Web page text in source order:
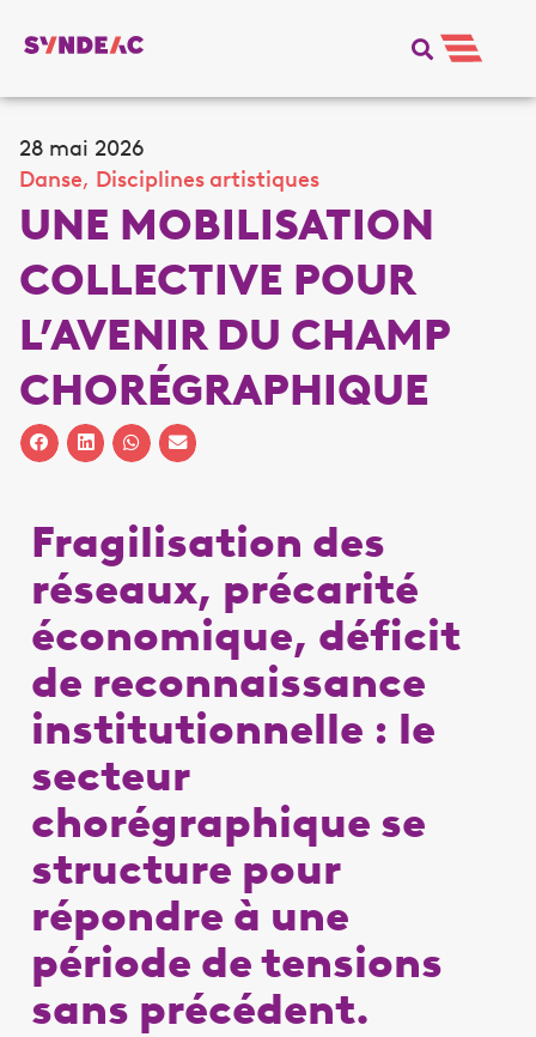
28 mai 2026
Danse, Disciplines artistiques
UNE MOBILISATION
COLLECTIVE POUR
L’AVENIR DU CHAMP
CHORÉGRAPHIQUE
Fragilisation des
réseaux, précarité
économique, déficit
de reconnaissance
institutionnelle : le
secteur
chorégraphique se
structure pour
répondre à une
période de tensions
sans précédent.